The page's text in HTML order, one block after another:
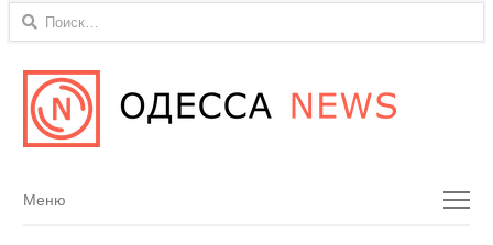
Найти:
Menu
Меню